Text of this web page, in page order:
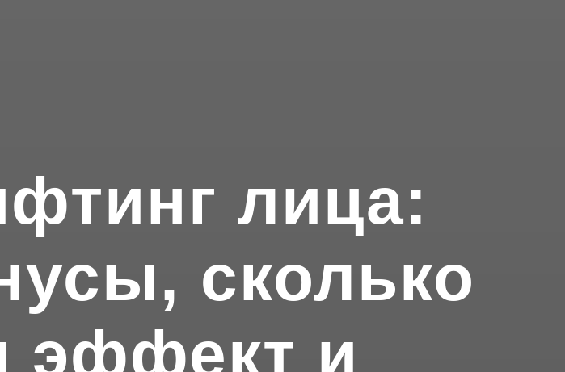
лица:
сколько
эффект и